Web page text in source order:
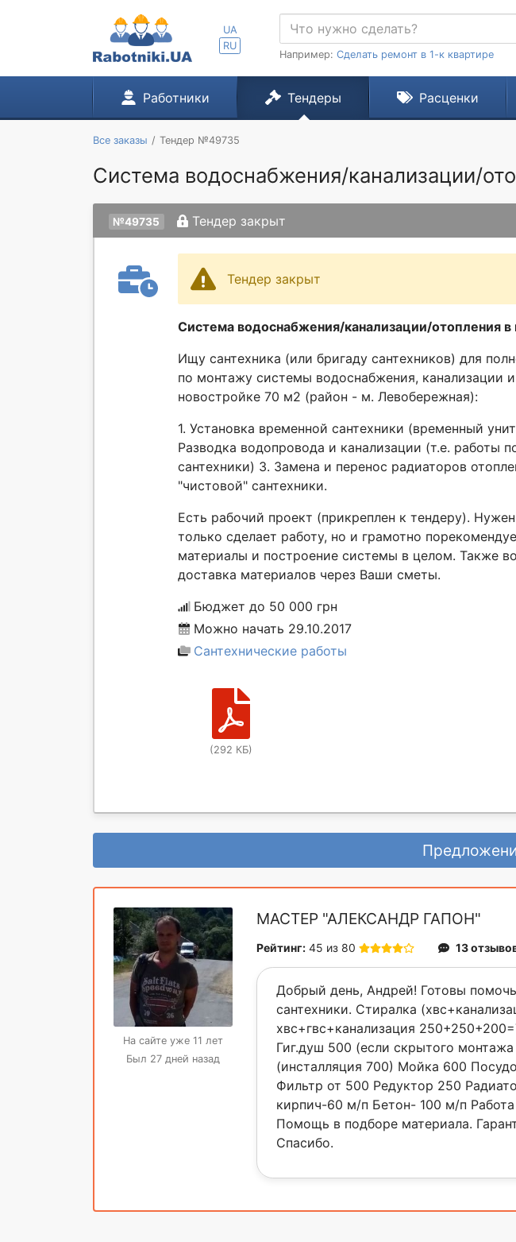
UA
RU
Например: Сделать ремонт в 1-к квартире
Работники Тендеры Расценки
Все заказы Тендер №49735
Система водоснабжения/канализации/
№49735 Тендер закрыт
Тендер закрыт
Система водоснабжения/канализации/отопления в
Ищу сантехника (или бригаду сантехников) для
по монтажу системы водоснабжения, канализации
новостройке 70 м2 (район - м. Левобережная):
1. Установка временной сантехники (временный
Разводка водопровода и канализации (т.е. работы
сантехники) 3. Замена и перенос радиаторов
"чистовой" сантехники.
Есть рабочий проект (прикреплен к тендеру).
только сделает работу, но и грамотно
материалы и построение системы в целом. Также
доставка материалов через Ваши сметы.
Бюджет до 50 000 грн
Можно начать 29.10.2017
Сантехнические работы
(292 КБ)
На сайте уже 11 лет
Был 27 дней назад
МАСТЕР "АЛЕКСАНДР ГАПОН"
Рейтинг: 45 из 80 13
Добрый день, Андрей! Готовы
сантехники. Стиралка
хвс+гвс+канализация
Гиг.душ 500 (если скрытого
(инсталляция 700) Мойка 600
Фильтр от 500 Редуктор 250
кирпич-60 м/п Бетон- 100 м/п
Помощь в подборе материала.
Спасибо.